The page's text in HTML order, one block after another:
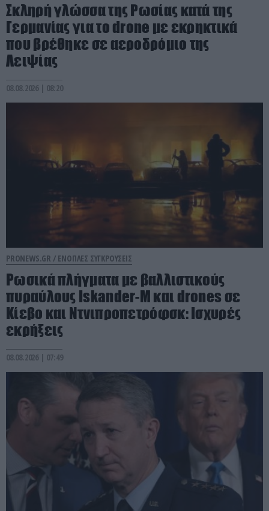
Σκληρή γλώσσα της Ρωσίας κατά της
Γερμανίας για το drone με εκρηκτικά
που βρέθηκε σε αεροδρόμιο της
Λειψίας
08.08.2026 | 08:20
PRONEWS.GR / ΕΝΟΠΛΕΣ ΣΥΓΚΡΟΥΣΕΙΣ
Ρωσικά πλήγματα με βαλλιστικούς
πυραύλους Iskander-M και drones σε
Κίεβο και Ντνιπροπετρόφσκ: Ισχυρές
εκρήξεις
08.08.2026 | 07:49